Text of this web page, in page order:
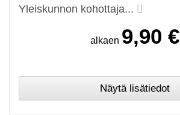
Yleiskunnon kohottaja...
alkaen 9,90 €